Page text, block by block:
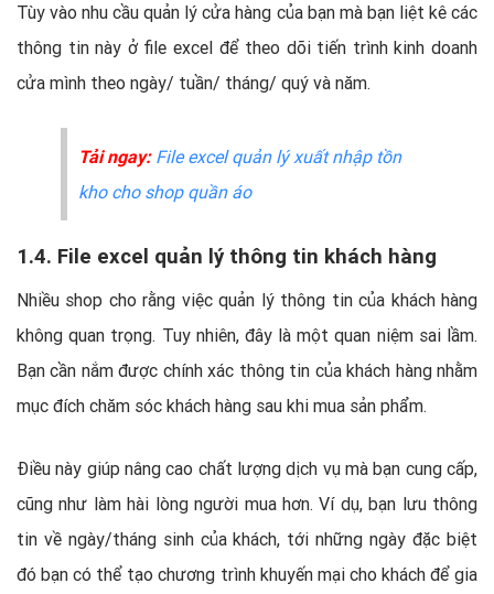
Tùy vào nhu cầu quản lý cửa hàng của bạn mà bạn liệt kê các
thông tin này ở file excel để theo dõi tiến trình kinh doanh
cửa mình theo ngày/ tuần/ tháng/ quý và năm.
Tải ngay: File excel quản lý xuất nhập tồn
kho cho shop quần áo
1.4. File excel quản lý thông tin khách hàng
Nhiều shop cho rằng việc quản lý thông tin của khách hàng
không quan trọng. Tuy nhiên, đây là một quan niệm sai lầm.
Bạn cần nắm được chính xác thông tin của khách hàng nhằm
mục đích chăm sóc khách hàng sau khi mua sản phẩm.
Điều này giúp nâng cao chất lượng dịch vụ mà bạn cung cấp,
cũng như làm hài lòng người mua hơn. Ví dụ, bạn lưu thông
tin về ngày/tháng sinh của khách, tới những ngày đặc biệt
đó bạn có thể tạo chương trình khuyến mại cho khách để gia